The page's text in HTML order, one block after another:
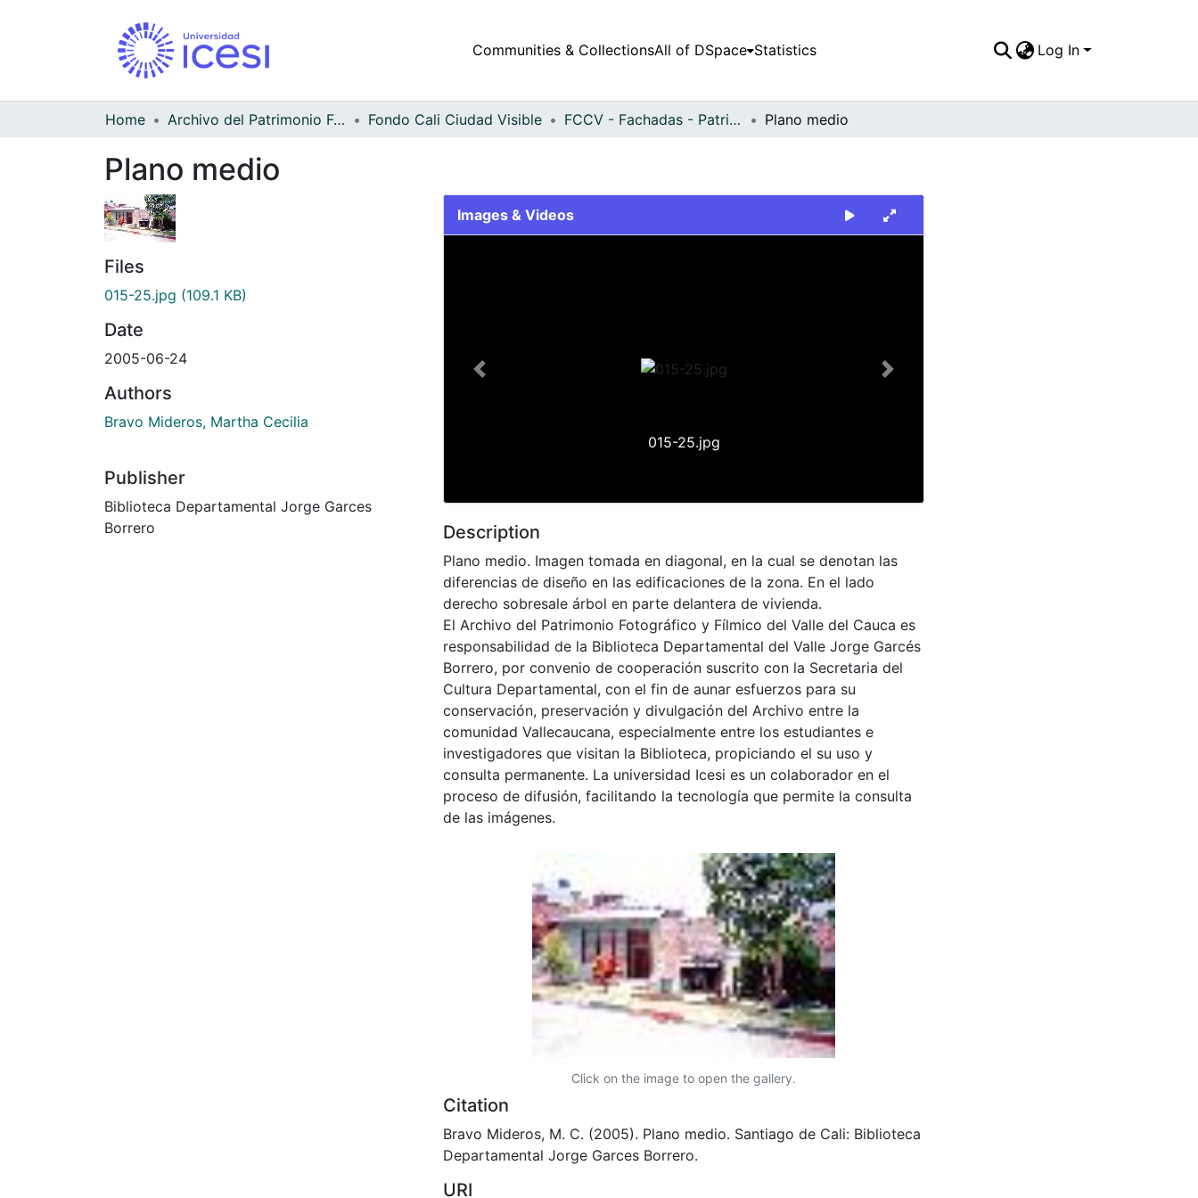
Communities & CollectionsAll of DSpace Statistics Log In
Home Archivo del Patrimonio Fotográfico y Fílmico del Valle del Cauca Fondo Cali Ciudad Visible FCCV - Fachadas - Patrimonial Plano medio
Plano medio
Files
015-25.jpg (109.1 KB)
Date
2005-06-24
Authors
Bravo Mideros, Martha Cecilia
Publisher
Biblioteca Departamental Jorge Garces
Borrero
Images & Videos
015-25.jpg
Previous Next
Description
Plano medio. Imagen tomada en diagonal, en la cual se denotan las
diferencias de diseño en las edificaciones de la zona. En el lado
derecho sobresale árbol en parte delantera de vivienda.
El Archivo del Patrimonio Fotográfico y Fílmico del Valle del Cauca es
responsabilidad de la Biblioteca Departamental del Valle Jorge Garcés
Borrero, por convenio de cooperación suscrito con la Secretaria del
Cultura Departamental, con el fin de aunar esfuerzos para su
conservación, preservación y divulgación del Archivo entre la
comunidad Vallecaucana, especialmente entre los estudiantes e
investigadores que visitan la Biblioteca, propiciando el su uso y
consulta permanente. La universidad Icesi es un colaborador en el
proceso de difusión, facilitando la tecnología que permite la consulta
de las imágenes.
Click on the image to open the gallery.
Citation
Bravo Mideros, M. C. (2005). Plano medio. Santiago de Cali: Biblioteca
Departamental Jorge Garces Borrero.
URI